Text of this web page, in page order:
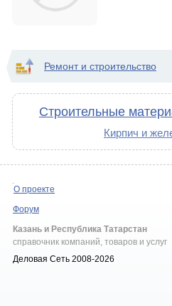
Ремонт и строительство
Строительные
Кирпич и
О проекте
Форум
Казань и Республика Татарстан
справочник компаний, товаров и услуг
Деловая Сеть 2008-2026